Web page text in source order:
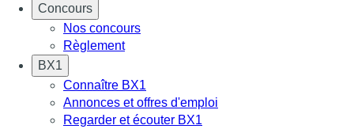
Concours
Nos concours
Règlement
BX1
Connaître BX1
Annonces et offres d'emploi
Regarder et écouter BX1